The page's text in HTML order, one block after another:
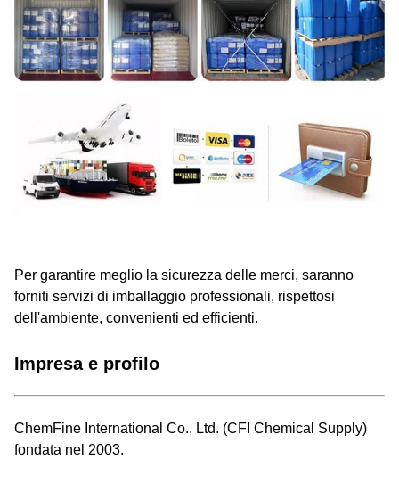
Per garantire meglio la sicurezza delle merci, saranno
forniti servizi di imballaggio professionali, rispettosi
dell'ambiente, convenienti ed efficienti.
Impresa e profilo
ChemFine International Co., Ltd. (CFI Chemical Supply)
fondata nel 2003.